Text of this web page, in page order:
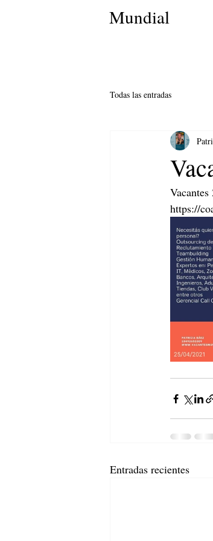
Mundial
Todas las entradas
https://
Entradas recientes